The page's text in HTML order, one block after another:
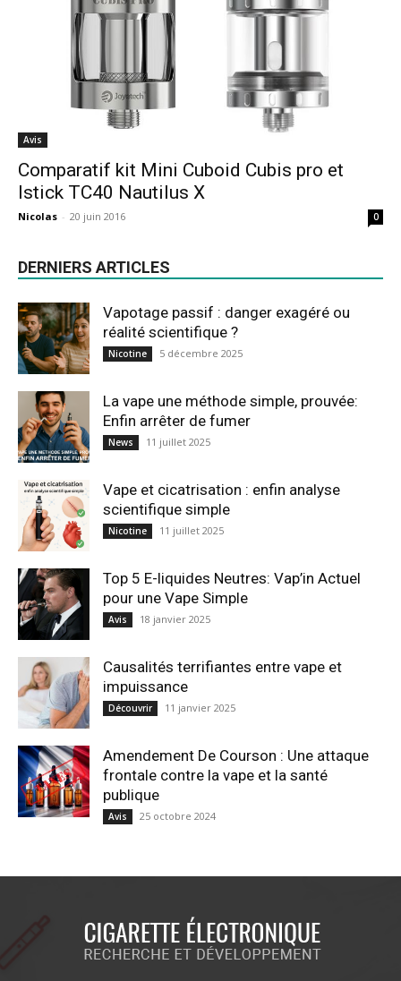
Avis
Comparatif kit Mini Cuboid Cubis pro et
Istick TC40 Nautilus X
Nicolas - 20 juin 2016 0
DERNIERS ARTICLES
Vapotage passif : danger exagéré ou
réalité scientifique ?
Nicotine 5 décembre 2025
La vape une méthode simple, prouvée:
Enfin arrêter de fumer
News 11 juillet 2025
Vape et cicatrisation : enfin analyse
scientifique simple
Nicotine 11 juillet 2025
Top 5 E-liquides Neutres: Vap’in Actuel
pour une Vape Simple
Avis 18 janvier 2025
Causalités terrifiantes entre vape et
impuissance
Découvrir 11 janvier 2025
Amendement De Courson : Une attaque
frontale contre la vape et la santé
publique
Avis 25 octobre 2024